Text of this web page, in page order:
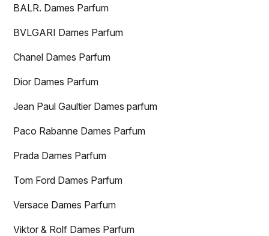
BALR. Dames Parfum
BVLGARI Dames Parfum
Chanel Dames Parfum
Dior Dames Parfum
Jean Paul Gaultier Dames parfum
Paco Rabanne Dames Parfum
Prada Dames Parfum
Tom Ford Dames Parfum
Versace Dames Parfum
Viktor & Rolf Dames Parfum